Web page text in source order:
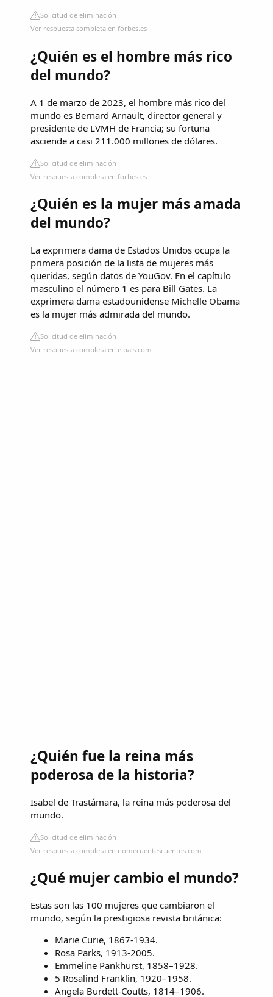
Solicitud de eliminación
Ver respuesta completa en forbes.es
¿Quién es el hombre más rico
del mundo?
A 1 de marzo de 2023, el hombre más rico del
mundo es Bernard Arnault, director general y
presidente de LVMH de Francia; su fortuna
asciende a casi 211.000 millones de dólares.
Solicitud de eliminación
Ver respuesta completa en forbes.es
¿Quién es la mujer más amada
del mundo?
La exprimera dama de Estados Unidos ocupa la
primera posición de la lista de mujeres más
queridas, según datos de YouGov. En el capítulo
masculino el número 1 es para Bill Gates. La
exprimera dama estadounidense Michelle Obama
es la mujer más admirada del mundo.
Solicitud de eliminación
Ver respuesta completa en elpais.com
¿Quién fue la reina más
poderosa de la historia?
Isabel de Trastámara, la reina más poderosa del
mundo.
Solicitud de eliminación
Ver respuesta completa en nomecuentescuentos.com
¿Qué mujer cambio el mundo?
Estas son las 100 mujeres que cambiaron el
mundo, según la prestigiosa revista británica:
Marie Curie, 1867-1934.
Rosa Parks, 1913-2005.
Emmeline Pankhurst, 1858–1928.
5 Rosalind Franklin, 1920–1958.
Angela Burdett-Coutts, 1814–1906.